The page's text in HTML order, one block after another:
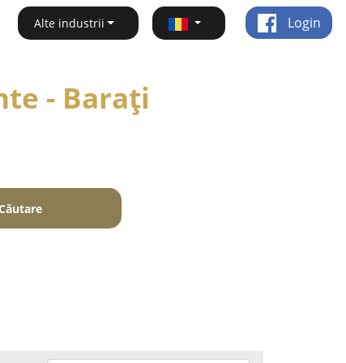
Alte industrii Login
- Baraţi